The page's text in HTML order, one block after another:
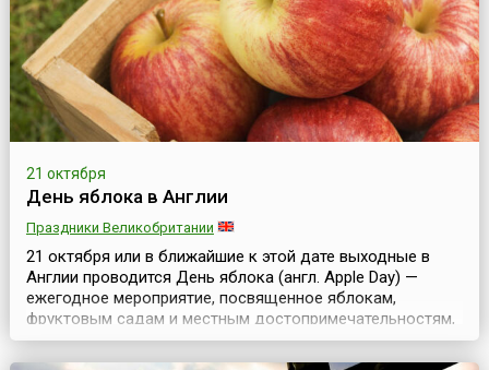
украшен...
21 октября
День яблока в Англии
Праздники Великобритании
21 октября или в ближайшие к этой дате выходные в
Англии проводится День яблока (англ. Apple Day) —
ежегодное мероприятие, посвященное яблокам,
фруктовым садам и местным достопримечательностям,
которое устраивается по инициативе благотворительной
организации Common Ground с 1990 года.Организаторы